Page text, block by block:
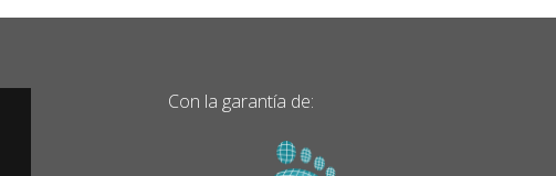
Con la garantía de: